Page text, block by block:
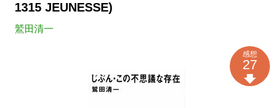
1315 JEUNESSE)
鷲田清一
感想
27